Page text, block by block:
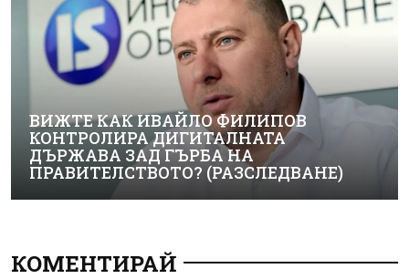
ВИЖТЕ КАК ИВАЙЛО ФИЛИПОВ
КОНТРОЛИРА ДИГИТАЛНАТА
ДЪРЖАВА ЗАД ГЪРБА НА
ПРАВИТЕЛСТВОТО? (РАЗСЛЕДВАНЕ)
КОМЕНТИРАЙ